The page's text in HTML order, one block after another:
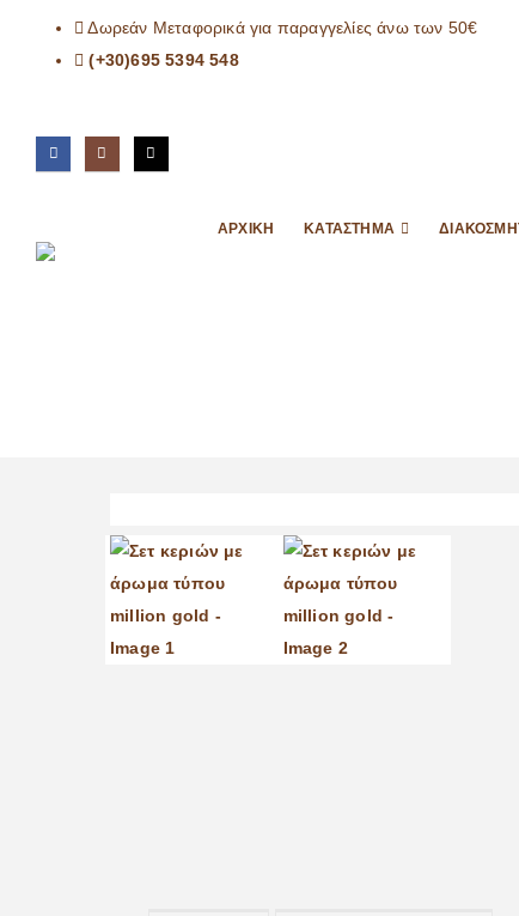
Δωρεάν Μεταφορικά για παραγγελίες άνω των 50€
(+30)695 5394 548
ΑΡΧΙΚΉ ΚΑΤΆΣΤΗΜΑ